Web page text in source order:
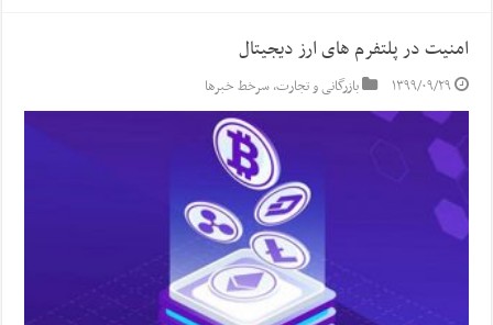
امنیت در پلتفرم های ارز دیجیتال
۱۳۹۹/۰۹/۲۹ بازرگانی و تجارت,سرخط خبرها